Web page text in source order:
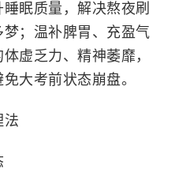
眠质量，解决熬夜刷
；温补脾胃、充盈气
虚乏力、精神萎靡，
大考前状态崩盘。
法